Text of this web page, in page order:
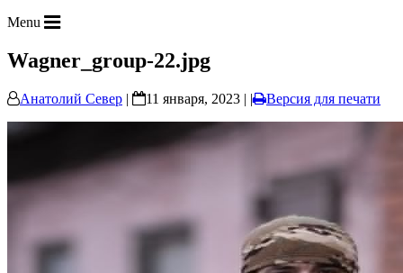
Menu
Wagner_group-22.jpg
Анатолий Север | 11 января, 2023 | | Версия для печати